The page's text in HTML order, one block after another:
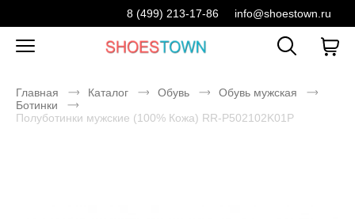
8 (499) 213-17-86 info@shoestown.ru
Главная Каталог Обувь
Обувь мужская
Ботинки
Полуботинки мужские (100% Кожа) RR-P502102K01P